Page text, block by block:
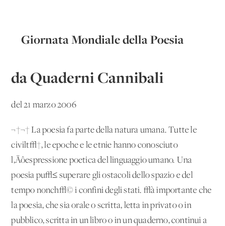
Giornata Mondiale della Poesia
da Quaderni Cannibali
del 21 marzo 2006
¬†¬† La poesia fa parte della natura umana. Tutte le
civilt√†, le epoche e le etnie hanno conosciuto
l‚Äôespressione poetica del linguaggio umano. Una
poesia pu√≤ superare gli ostacoli dello spazio e del
tempo nonch√© i confini degli stati. √à importante che
la poesia, che sia orale o scritta, letta in privato o in
pubblico, scritta in un libro o in un quaderno, continui a